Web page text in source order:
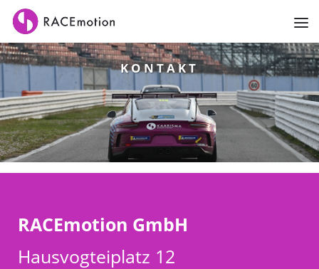
KONTAKT
RACEmotion GmbH
Hausvogteiplatz 12